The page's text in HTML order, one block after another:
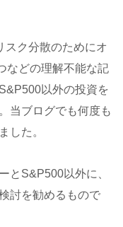
スク分散のためにオ
などの理解不能な記
以外の投資を
当ブログでも何度も
した。
とS&P500以外に、
討を勧めるもので